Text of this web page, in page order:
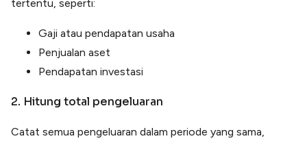
tertentu, seperti:
Gaji atau pendapatan usaha
Penjualan aset
Pendapatan investasi
2. Hitung total pengeluaran
Catat semua pengeluaran dalam periode yang sama,